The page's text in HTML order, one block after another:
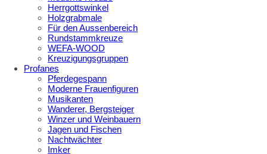
Herrgottswinkel
Holzgrabmale
Für den Aussenbereich
Rundstammkreuze
WEFA-WOOD
Kreuzigungsgruppen
Profanes
Pferdegespann
Moderne Frauenfiguren
Musikanten
Wanderer, Bergsteiger
Winzer und Weinbauern
Jagen und Fischen
Nachtwächter
Imker